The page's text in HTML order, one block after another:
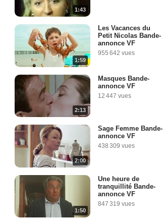
1:43
1:59
Les Vacances du
Petit Nicolas Bande-
annonce VF
955 642 vues
2:13
Masques Bande-
annonce VF
12 447 vues
2:00
Sage Femme Bande-
annonce VF
438 309 vues
1:50
Une heure de
tranquillité Bande-
annonce VF
847 319 vues